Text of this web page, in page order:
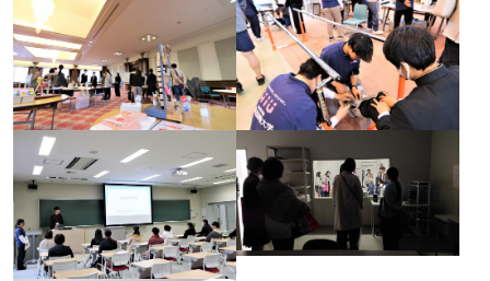
学生図書委員の活動
施設案内
よくある質問
図書館だより『Library News』